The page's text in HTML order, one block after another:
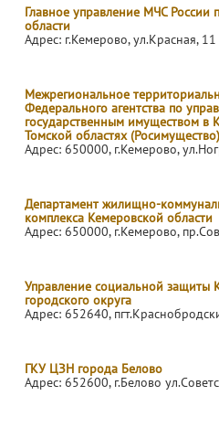
Главное управление МЧС России
области
Адрес: г.Кемерово, ул.Красная, 11
Межрегиональное
Федерального агентства по
государственным имуществом в
Томской областях (Росимущество)
Адрес: 650000, г.Кемерово,
Департамент жилищно-
комплекса Кемеровской области
Адрес: 650000, г.Кемерово,
Управление социальной защиты
городского округа
Адрес: 652640,
ГКУ ЦЗН города Белово
Адрес: 652600, г.Белово